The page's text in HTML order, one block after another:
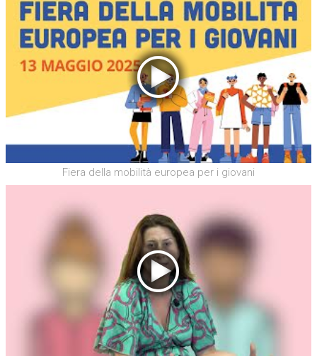
Fiera della mobilità europea per i giovani